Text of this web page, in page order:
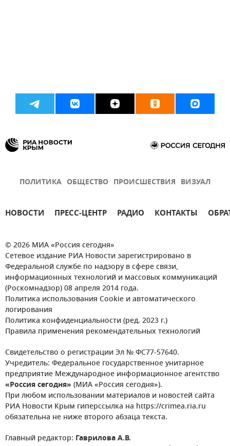
ПОЛИТИКА ОБЩЕСТВО ПРОИСШЕСТВИЯ ВИЗУАЛ
НОВОСТИ ПРЕСС-ЦЕНТР РАДИО КОНТАКТЫ
© 2026 МИА «Россия сегодня»
Сетевое издание РИА Новости зарегистрировано в
Федеральной службе по надзору в сфере связи,
информационных технологий и массовых коммуникаций
(Роскомнадзор) 08 апреля 2014 года.
Политика использования Cookie и автоматического
логирования
Политика конфиденциальности (ред. 2023 г.)
Правила применения рекомендательных технологий
Свидетельство о регистрации Эл № ФС77-57640.
Учредитель: Федеральное государственное унитарное
предприятие Международное информационное агентство
«Россия сегодня» (МИА «Россия сегодня»).
При любом использовании материалов и новостей сайта
РИА Новости Крым гиперссылка на https://crimea.ria.ru
обязательна не ниже второго абзаца текста.
Главный редактор: Гаврилова А.В.